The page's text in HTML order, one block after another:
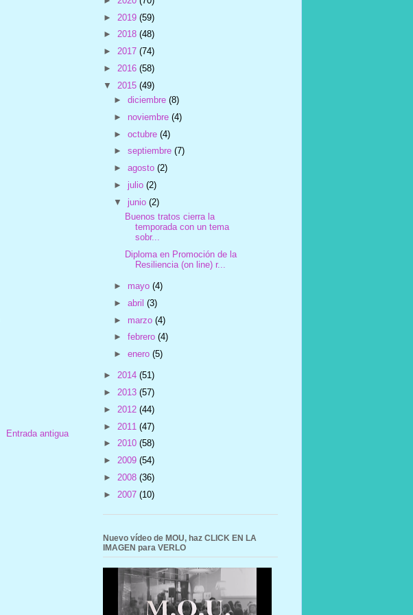
Entrada antigua
► 2019 (59)
► 2018 (48)
► 2017 (74)
► 2016 (58)
▼ 2015 (49)
►diciembre(8)
► noviembre(4)
►octubre(4)
►septiembre(7)
►agosto(2)
►julio(2)
▼junio(2)
Buenos tratos cierra la
temporada con un tema
sobr...
Diploma en Promoción de la
Resiliencia (on line) r...
► mayo(4)
►abril(3)
► marzo(4)
►febrero(4)
►enero(5)
► 2014 (51)
► 2013 (57)
► 2012 (44)
► 2011 (47)
► 2010 (58)
► 2009 (54)
► 2008 (36)
► 2007 (10)
Nuevo vídeo de MOU, haz CLICK EN LA
IMAGEN para VERLO